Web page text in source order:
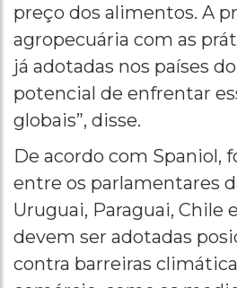
preço dos alimentos. A
agropecuária com as
já adotadas nos países
potencial de enfrentar
globais”, disse.
De acordo com Spaniol,
entre os parlamentares
Uruguai, Paraguai, Chile
devem ser adotadas
contra barreiras